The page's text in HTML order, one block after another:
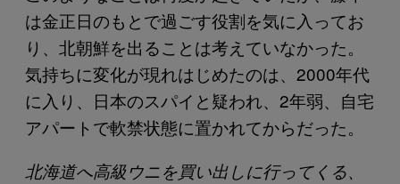
は金正日のもとで過ごす役割を気に入ってお
り、北朝鮮を出ることは考えていなかった。
気持ちに変化が現れはじめたのは、2000年代
に入り、日本のスパイと疑われ、2年弱、自宅
アパートで軟禁状態に置かれてからだった。
北海道へ高級ウニを買い出しに行ってくる、